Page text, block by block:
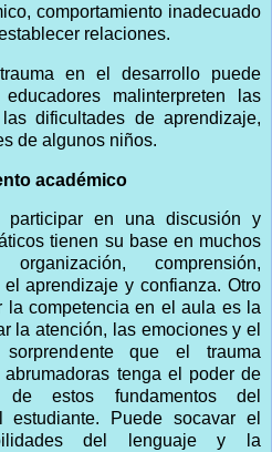
comportamiento inadecuado
relaciones.
en el desarrollo puede
malinterpreten las
dificultades de aprendizaje,
de algunos niños.
académico
participar en una discusión y
tienen su base en muchos
comprensión,
aprendizaje y confianza. Otro
la competencia en el aula es la
la atención, las emociones y el
que el trauma
tenga el poder de
estos fundamentos del
Puede socavar el
del lenguaje y la